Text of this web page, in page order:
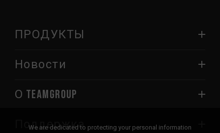
ПРОДУКТЫ
Новости
О TEAMGROUP
Поддержка
We are dedicated to protecting your personal information